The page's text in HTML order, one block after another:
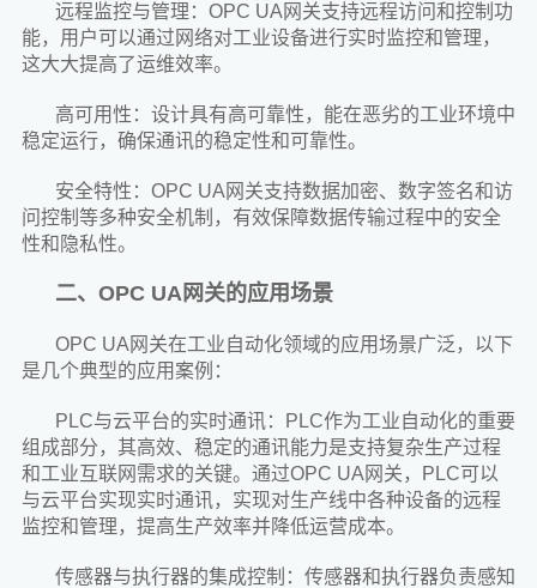
远程监控与管理：OPC UA网关支持远程访问和控制功
能，用户可以通过网络对工业设备进行实时监控和管理，
这大大提高了运维效率。
高可用性：设计具有高可靠性，能在恶劣的工业环境中
稳定运行，确保通讯的稳定性和可靠性。
安全特性：OPC UA网关支持数据加密、数字签名和访
问控制等多种安全机制，有效保障数据传输过程中的安全
性和隐私性。
二、OPC UA网关的应用场景
OPC UA网关在工业自动化领域的应用场景广泛，以下
是几个典型的应用案例：
PLC与云平台的实时通讯：PLC作为工业自动化的重要
组成部分，其高效、稳定的通讯能力是支持复杂生产过程
和工业互联网需求的关键。通过OPC UA网关，PLC可以
与云平台实现实时通讯，实现对生产线中各种设备的远程
监控和管理，提高生产效率并降低运营成本。
传感器与执行器的集成控制：传感器和执行器负责感知